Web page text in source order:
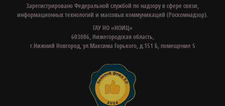
Зарегистрировано Федеральной службой по надзору в сфере связи,
информационных технологий и массовых коммуникаций (Роскомнадзор).
ГАУ НО «НОИЦ»
603006, Нижегородская область,
г.Нижний Новгород, ул.Максима Горького, д.151 Б, помещение 5